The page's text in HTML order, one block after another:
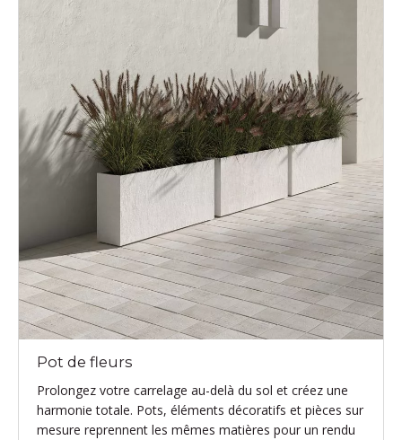
Pot de fleurs
Prolongez votre carrelage au-delà du sol et créez une
harmonie totale. Pots, éléments décoratifs et pièces sur
mesure reprennent les mêmes matières pour un rendu